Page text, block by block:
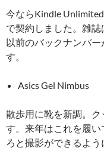
今ならKindle
で契約しました。雑
以前のバックナンバ
す。
Asics Gel Nimbus
散歩用に靴を新調。
す。来年はこれを履
ろと撮影ができるよう